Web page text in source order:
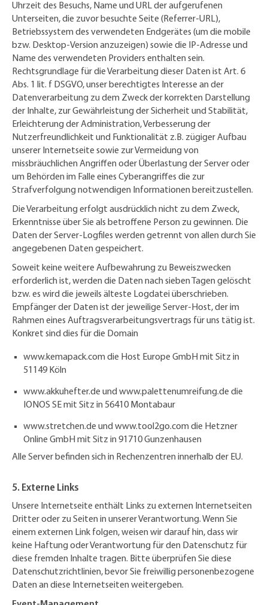
Uhrzeit des Besuchs, Name und URL der aufgerufenen
Unterseiten, die zuvor besuchte Seite (Referrer-URL),
Betriebssystem des verwendeten Endgerätes (um die mobile
bzw. Desktop-Version anzuzeigen) sowie die IP-Adresse und
Name des verwendeten Providers enthalten sein.
Rechtsgrundlage für die Verarbeitung dieser Daten ist Art. 6
Abs. 1 lit. f DSGVO, unser berechtigtes Interesse an der
Datenverarbeitung zu dem Zweck der korrekten Darstellung
der Inhalte, zur Gewährleistung der Sicherheit und Stabilität,
Erleichterung der Administration, Verbesserung der
Nutzerfreundlichkeit und Funktionalität z.B. zügiger Aufbau
unserer Internetseite sowie zur Vermeidung von
missbräuchlichen Angriffen oder Überlastung der Server oder
um Behörden im Falle eines Cyberangriffes die zur
Strafverfolgung notwendigen Informationen bereitzustellen.
Die Verarbeitung erfolgt ausdrücklich nicht zu dem Zweck,
Erkenntnisse über Sie als betroffene Person zu gewinnen. Die
Daten der Server-Logfiles werden getrennt von allen durch Sie
angegebenen Daten gespeichert.
Soweit keine weitere Aufbewahrung zu Beweiszwecken
erforderlich ist, werden die Daten nach sieben Tagen gelöscht
bzw. es wird die jeweils älteste Logdatei überschrieben.
Empfänger der Daten ist der jeweilige Server-Host, der im
Rahmen eines Auftragsverarbeitungsvertrags für uns tätig ist.
Konkret sind dies für die Domain
www.kemapack.com die Host Europe GmbH mit Sitz in
51149 Köln
www.akkuhefter.de und www.palettenumreifung.de die
IONOS SE mit Sitz in 56410 Montabaur
www.stretchen.de und www.tool2go.com die Hetzner
Online GmbH mit Sitz in 91710 Gunzenhausen
Alle Server befinden sich in Rechenzentren innerhalb der EU.
5. Externe Links
Unsere Internetseite enthält Links zu externen Internetseiten
Dritter oder zu Seiten in unserer Verantwortung. Wenn Sie
einem externen Link folgen, weisen wir darauf hin, dass wir
keine Haftung oder Verantwortung für den Datenschutz für
diese fremden Inhalte tragen. Bitte überprüfen Sie diese
Datenschutzrichtlinien, bevor Sie freiwillig personenbezogene
Daten an diese Internetseiten weitergeben.